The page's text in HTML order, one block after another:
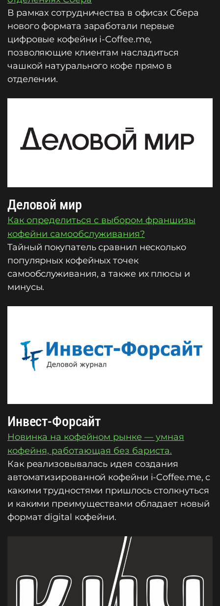
В рамках сотрудничества в офисах Сбера
нового формата заработали первые
цифровые кофейни i-Coffee.me,
позволяющие клиентам насладиться
чашкой натурального кофе прямо в
отделении.
Деловой мир
Как определиться с выбором франшизы
кофейни самообслуживания?
Тайный покупатель сравнил несколько
популярных кофейных точек
самообслуживания, а также их плюсы и
минусы.
Инвест-Форсайт
Новинка на кофейном рынке — умная
кофейня, работающая без бариста.
Как реализовывалась идея создания
автоматизированной кофейни i-Coffee.me, с
какими трудностями пришлось столкнуться
и какими преимуществами обладает новый
формат digital кофейни.